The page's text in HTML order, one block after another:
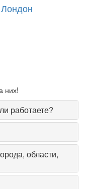
них!
работаете?
области,